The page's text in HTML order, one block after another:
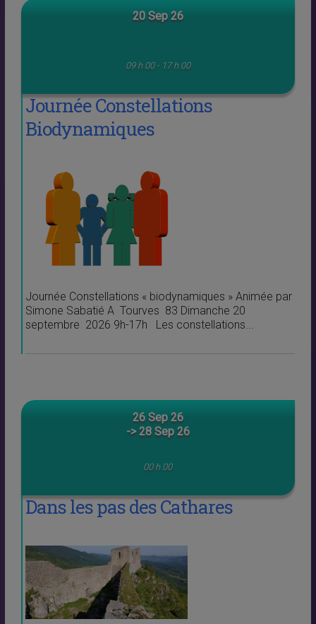
20 Sep 26
09 h 00 - 17 h 00
Journée Constellations
Biodynamiques
Journée Constellations « biodynamiques » Animée par
Simone Sabatié A Tourves 83 Dimanche 20
septembre 2026 9h-17h Les constellations...
26 Sep 26
-> 28 Sep 26
00 h 00
Dans les pas des Cathares